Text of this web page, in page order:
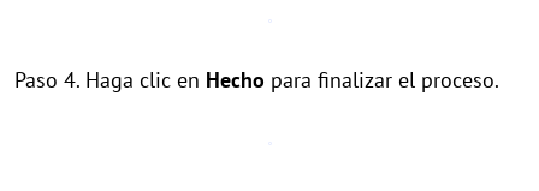
Paso 4. Haga clic en Hecho para finalizar el proceso.